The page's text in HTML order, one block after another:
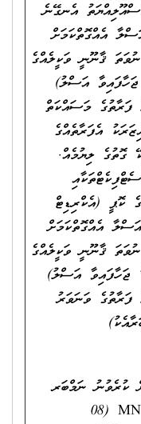
އެނގޭނެ
އެއްގޮތްކަމަށް
ޤާނޫނީ ވަކީލެއްގެ
އަސްލު)
ފަރާތުގެ މަސައްކަތް
އެފަރާތެއްގެ
ގޮތުގެ ލިޔުމެއް.
ކޮޕީ (އެކްރިޑިޓް
އެއްގޮތްކަމަށް
ޤާނޫނީ ވަކީލެއްގެ
ޖަހާފައިވާ އަސްލު)
ފަރާތުގެ ވަނަވަރު
ކުރެވުނު ނަމްބަރ
MNU-HR/2014/507 (08